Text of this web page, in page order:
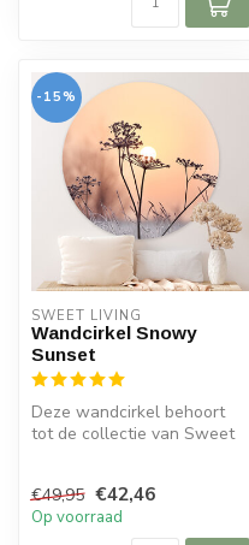
-15%
SWEET LIVING
Wandcirkel Snowy
Sunset
Deze wandcirkel behoort
tot de collectie van Sweet
€49,95 €42,46
Op voorraad